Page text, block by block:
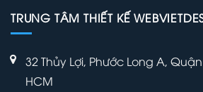
TRUNG TÂM THIẾT KẾ
32 Thủy Lợi, Phước Long A, Quận
HCM